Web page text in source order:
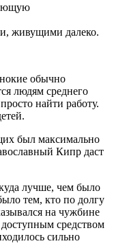
живущими далеко.
обычно
людям среднего
найти работу.
был максимально
Кипр даст
лучше, чем было
тем, кто по долгу
на чужбине
средством
сильно